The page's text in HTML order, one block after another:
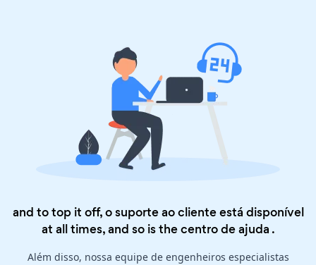
and to top it off, o suporte ao cliente está disponível
at all times, and so is thecentro de ajuda .
Além disso, nossa equipe de engenheiros especialistas